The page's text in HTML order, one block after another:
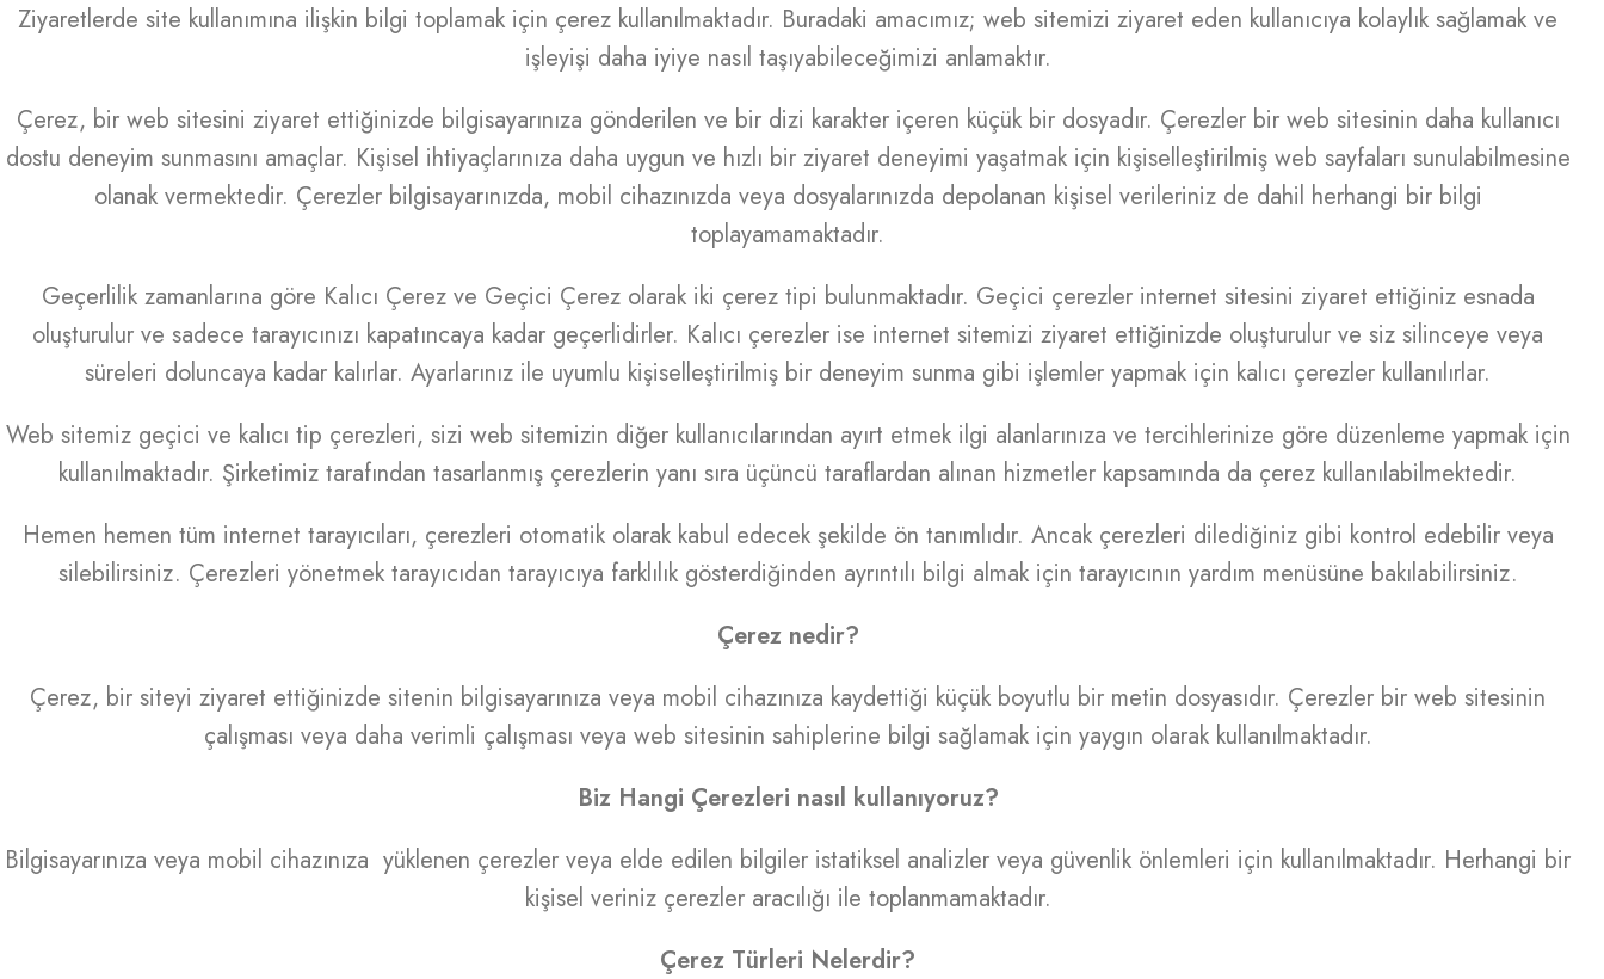
Ziyaretlerde site kullanımına ilişkin bilgi toplamak için çerez kullanılmaktadır. Buradaki amacımız; web sitemizi ziyaret eden kullanıcıya kolaylık sağlamak ve
işleyişi daha iyiye nasıl taşıyabileceğimizi anlamaktır.
Çerez, bir web sitesini ziyaret ettiğinizde bilgisayarınıza gönderilen ve bir dizi karakter içeren küçük bir dosyadır. Çerezler bir web sitesinin daha kullanıcı
dostu deneyim sunmasını amaçlar. Kişisel ihtiyaçlarınıza daha uygun ve hızlı bir ziyaret deneyimi yaşatmak için kişiselleştirilmiş web sayfaları sunulabilmesine
olanak vermektedir. Çerezler bilgisayarınızda, mobil cihazınızda veya dosyalarınızda depolanan kişisel verileriniz de dahil herhangi bir bilgi
toplayamamaktadır.
Geçerlilik zamanlarına göre Kalıcı Çerez ve Geçici Çerez olarak iki çerez tipi bulunmaktadır. Geçici çerezler internet sitesini ziyaret ettiğiniz esnada
oluşturulur ve sadece tarayıcınızı kapatıncaya kadar geçerlidirler. Kalıcı çerezler ise internet sitemizi ziyaret ettiğinizde oluşturulur ve siz silinceye veya
süreleri doluncaya kadar kalırlar. Ayarlarınız ile uyumlu kişiselleştirilmiş bir deneyim sunma gibi işlemler yapmak için kalıcı çerezler kullanılırlar.
Web sitemiz geçici ve kalıcı tip çerezleri, sizi web sitemizin diğer kullanıcılarından ayırt etmek ilgi alanlarınıza ve tercihlerinize göre düzenleme yapmak için
kullanılmaktadır. Şirketimiz tarafından tasarlanmış çerezlerin yanı sıra üçüncü taraflardan alınan hizmetler kapsamında da çerez kullanılabilmektedir.
Hemen hemen tüm internet tarayıcıları, çerezleri otomatik olarak kabul edecek şekilde ön tanımlıdır. Ancak çerezleri dilediğiniz gibi kontrol edebilir veya
silebilirsiniz. Çerezleri yönetmek tarayıcıdan tarayıcıya farklılık gösterdiğinden ayrıntılı bilgi almak için tarayıcının yardım menüsüne bakılabilirsiniz.
Çerez nedir?
Çerez, bir siteyi ziyaret ettiğinizde sitenin bilgisayarınıza veya mobil cihazınıza kaydettiği küçük boyutlu bir metin dosyasıdır. Çerezler bir web sitesinin
çalışması veya daha verimli çalışması veya web sitesinin sahiplerine bilgi sağlamak için yaygın olarak kullanılmaktadır.
Biz Hangi Çerezleri nasıl kullanıyoruz?
Bilgisayarınıza veya mobil cihazınıza yüklenen çerezler veya elde edilen bilgiler istatiksel analizler veya güvenlik önlemleri için kullanılmaktadır. Herhangi bir
kişisel veriniz çerezler aracılığı ile toplanmamaktadır.
Çerez Türleri Nelerdir?